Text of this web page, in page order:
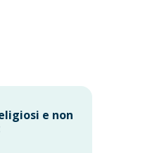
e non